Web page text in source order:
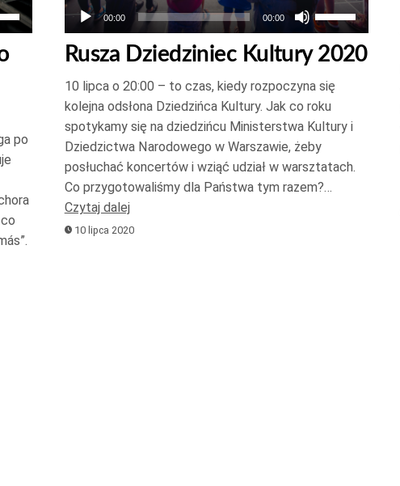
po
00:00 00:00
Używaj
strzałek
do
góry
oraz
do
dołu
aby
zwiększyć
Rusza Dziedziniec Kultury 2020
10 lipca o 20:00 – to czas, kiedy rozpoczyna się
kolejna odsłona Dziedzińca Kultury. Jak co roku
spotykamy się na dziedzińcu Ministerstwa Kultury i
Dziedzictwa Narodowego w Warszawie, żeby
posłuchać koncertów i wziąć udział w warsztatach.
Co przygotowaliśmy dla Państwa tym razem?…
Czytaj dalej
10 lipca 2020